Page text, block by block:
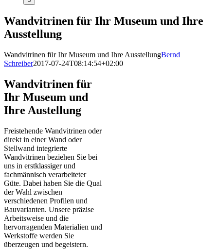
Wandvitrinen für Ihr Museum und Ihre
Ausstellung
Wandvitrinen für Ihr Museum und Ihre AusstellungBernd
Schreiber2017-07-24T08:14:54+02:00
Wandvitrinen für
Ihr Museum und
Ihre Austellung
Freistehende Wandvitrinen oder
direkt in einer Wand oder
Stellwand integrierte
Wandvitrinen beziehen Sie bei
uns in erstklassiger und
fachmännisch verarbeiteter
Güte. Dabei haben Sie die Qual
der Wahl zwischen
verschiedenen Profilen und
Bauvarianten. Unsere präzise
Arbeitsweise und die
hervorragenden Materialien und
Werkstoffe werden Sie
überzeugen und begeistern.